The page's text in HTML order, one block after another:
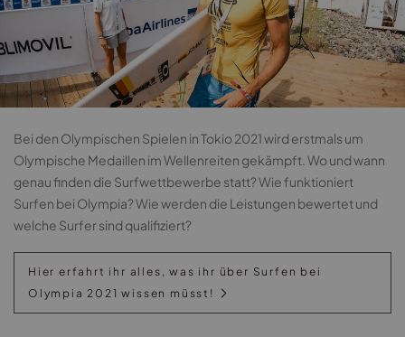
Bei den Olympischen Spielen in Tokio 2021 wird erstmals um
Olympische Medaillen im Wellenreiten gekämpft. Wo und wann
genau finden die Surfwettbewerbe statt? Wie funktioniert
Surfen bei Olympia? Wie werden die Leistungen bewertet und
welche Surfer sind qualifiziert?
Hier erfahrt ihr alles, was ihr über Surfen bei
Olympia 2021 wissen müsst!